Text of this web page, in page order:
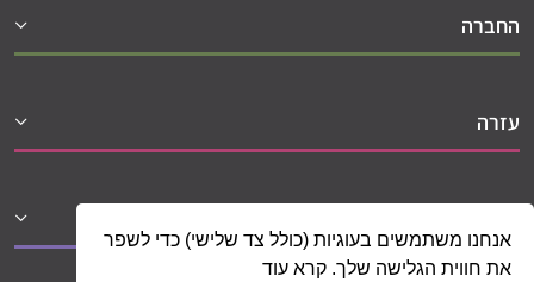
אנחנו משתמשים בעוגיות (כולל צד שלישי) כדי לשפר
את חווית הגלישה שלך. קרא עוד
החברה
עזרה